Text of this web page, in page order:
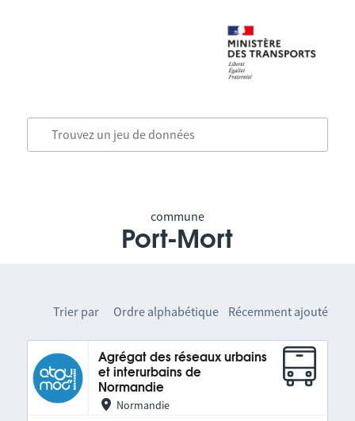
commune
Port-Mort
Trier par Ordre alphabétique Récemment ajouté
Agrégat des réseaux urbains
et interurbains de
Normandie
Normandie